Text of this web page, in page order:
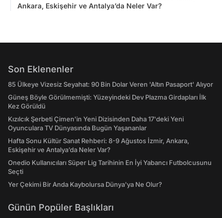
Ankara, Eskişehir ve Antalya’da Neler Var?
Son Eklenenler
85 Ülkeye Vizesiz Seyahat: 90 Bin Dolar Veren 'Altın Pasaport' Alıyor
Güneş Böyle Görülmemişti: Yüzeyindeki Dev Plazma Girdapları İlk
Kez Görüldü
Kızılcık Şerbeti Çimen'in Yeni Dizisinden Daha 17'deki Yeni
Oyunculara TV Dünyasında Bugün Yaşananlar
Hafta Sonu Kültür Sanat Rehberi: 8-9 Ağustos İzmir, Ankara,
Eskişehir ve Antalya’da Neler Var?
Onedio Kullanıcıları Süper Lig Tarihinin En İyi Yabancı Futbolcusunu
Seçti
Yer Çekimi Bir Anda Kaybolursa Dünya'ya Ne Olur?
Günün Popüler Başlıkları